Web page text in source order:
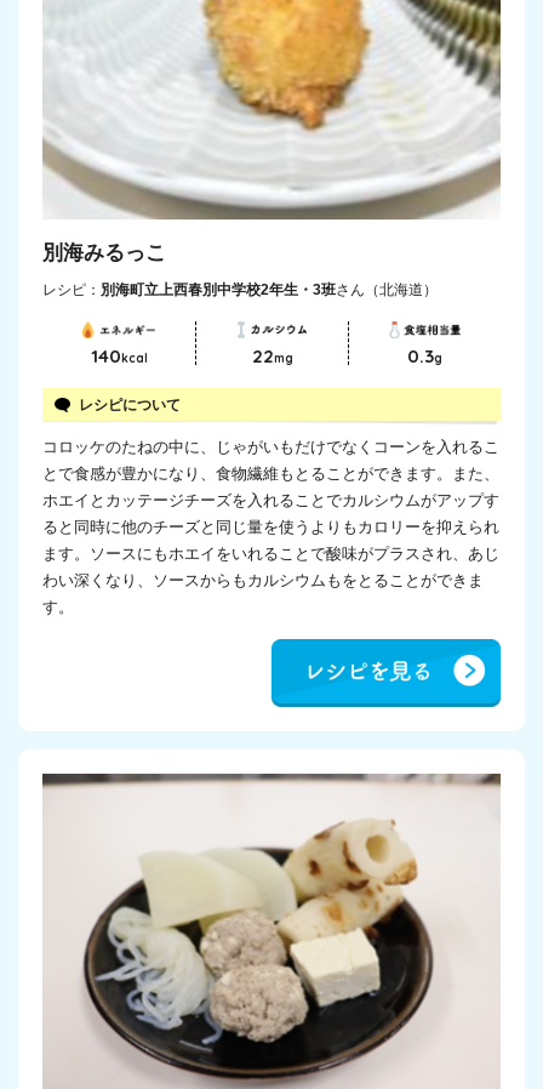
別海みるっこ
レシピ： 別海町立上西春別中学校2年生・3班さん（北海道）
140kcal 22mg 0.3g
レシピについて
コロッケのたねの中に、じゃがいもだけでなくコーンを入れるこ
とで食感が豊かになり、食物繊維もとることができます。また、
ホエイとカッテージチーズを入れることでカルシウムがアップす
ると同時に他のチーズと同じ量を使うよりもカロリーを抑えられ
ます。ソースにもホエイをいれることで酸味がプラスされ、あじ
わい深くなり、ソースからもカルシウムもをとることができま
す。